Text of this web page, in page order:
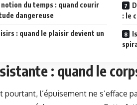
du temps : quand courir
dangereuse
: quand le plaisir devient un
: le
: quand le
pourtant, l’épuisement ne s’efface